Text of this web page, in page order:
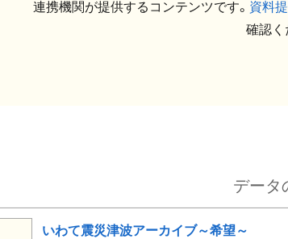
連携機関が提供するコンテンツです。 資料
確認く
データ
いわて震災津波アーカイブ～希望～